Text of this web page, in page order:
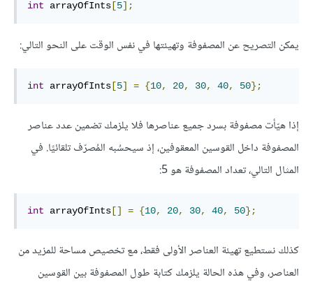
int arrayOfInts [5];
يمكن التصريح عن المصفوفة وتهيئتها في نفس الوقت على النحو التالي:
int arrayOfInts [5] = {10, 20, 30, 40, 50};
إذا هيّأت مصفوفة بسرد جميع عناصرها فلا يلزمك تضمين عدد عناصر
المصفوفة داخل القوسين المعقوفين، إذ سيحسُبه المُصرّف تلقائيًا. في
المثال التالي، تعداد المصفوفة هو 5:
int arrayOfInts [] = {10, 20, 30, 40, 50};
كذلك نستطيع تهيئة العناصر الأولى فقط، مع تخصيص مساحة للمزيد من
العناصر، وفي هذه الحالة يلزمك كتابة طول المصفوفة بين القوسين